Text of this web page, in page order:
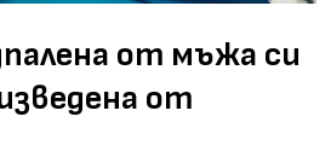
от мъжа си
от